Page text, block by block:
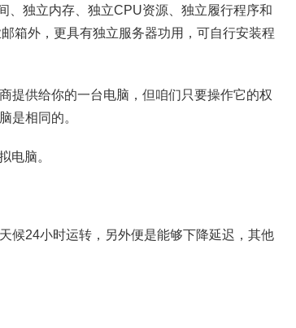
、独立内存、独立CPU资源、独立履行程序和
箱外，更具有独立服务器功用，可自行安装程
提供给你的一台电脑，但咱们只要操作它的权
是相同的。
电脑。
候24小时运转，另外便是能够下降延迟，其他